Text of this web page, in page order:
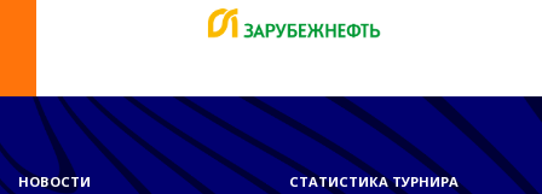
НОВОСТИ
СТАТИСТИКА ТУРНИРА